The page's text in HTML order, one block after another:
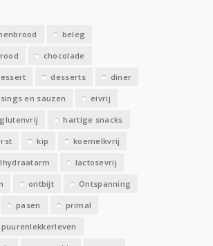
beleg
chocolade
desserts diner
en sauzen eivrij
glutenvrij hartige snacks
kip koemelkvrij
lactosevrij
ontbijt Ontspanning
pasen primal
puurenlekkerleven